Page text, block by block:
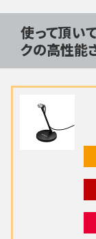
使って頂い
クの高性能